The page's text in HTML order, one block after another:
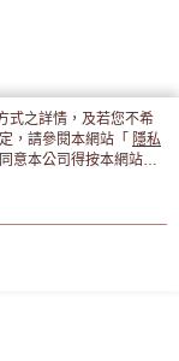
式之詳情，及若您不希
，請參閱本網站「 隱私
意本公司得按本網站使